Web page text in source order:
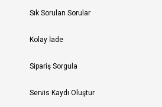
Sık Sorulan Sorular
Kolay İade
Sipariş Sorgula
Servis Kaydı Oluştur